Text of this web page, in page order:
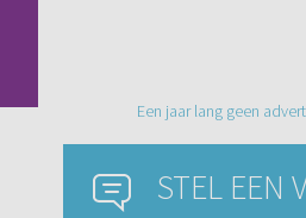
Een jaar lang geen
STEL EEN